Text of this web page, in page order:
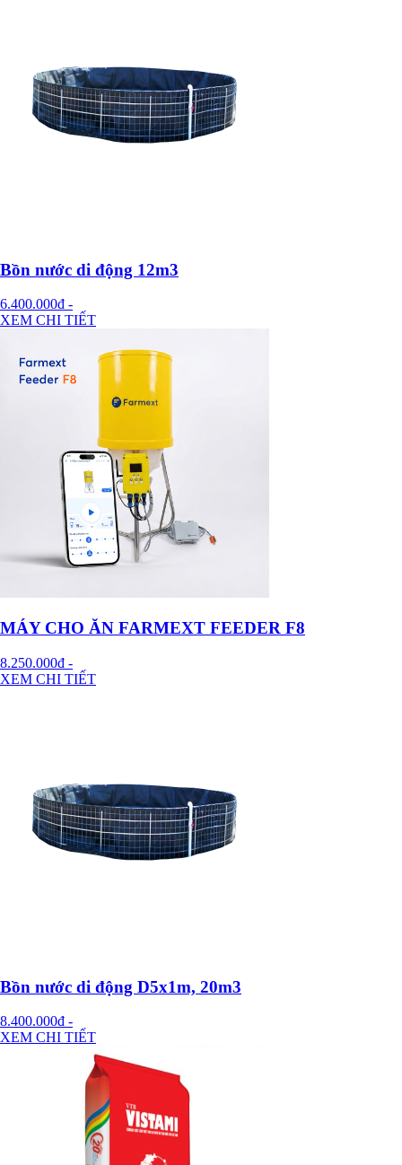
Bồn nước di động 12m3
6.400.000đ -
XEM CHI TIẾT
MÁY CHO ĂN FARMEXT FEEDER F8
8.250.000đ -
XEM CHI TIẾT
Bồn nước di động D5x1m, 20m3
8.400.000đ -
XEM CHI TIẾT